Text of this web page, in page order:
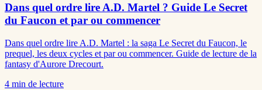
Dans quel ordre lire A.D. Martel ? Guide Le Secret
du Faucon et par ou commencer
Dans quel ordre lire A.D. Martel : la saga Le Secret du Faucon, le
prequel, les deux cycles et par ou commencer. Guide de lecture de la
fantasy d'Aurore Drecourt.
4 min de lecture